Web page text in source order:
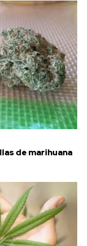
de marihuana